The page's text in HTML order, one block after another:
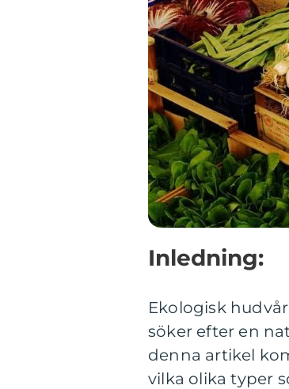
Inledning:
Ekologisk
söker efter en
denna artikel
vilka olika typer